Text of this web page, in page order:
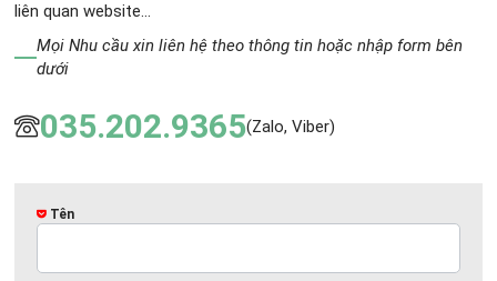
liên quan website...
Mọi Nhu cầu xin liên hệ theo thông tin hoặc nhập form bên
dưới
035.202.9365(Zalo, Viber)
Tên